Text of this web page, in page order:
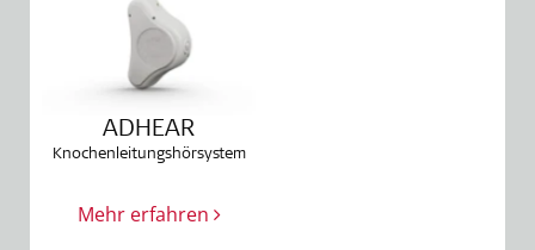
ADHEAR
Knochenleitungshörsystem
Mehr erfahren